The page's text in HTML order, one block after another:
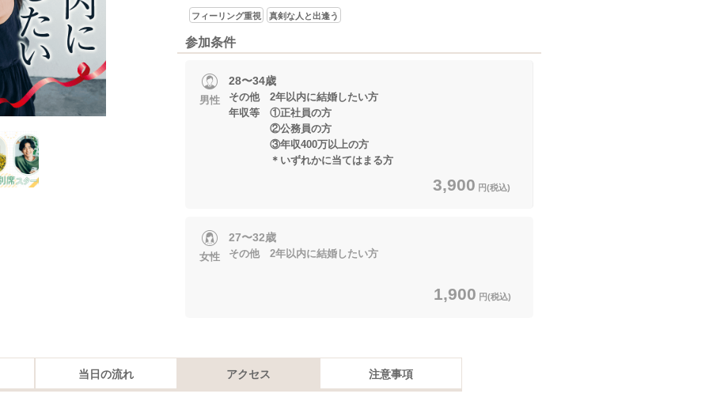
フィーリング重視 真剣な人と出逢う
参加条件
男性
28〜34歳
その他 2年以内に結婚したい方
年収等 ①正社員の方
②公務員の方
③年収400万以上の方
＊いずれかに当てはまる方
3,900 円(税込)
女性
27〜32歳
その他 2年以内に結婚したい方
1,900 円(税込)
当日の流れ アクセス 注意事項